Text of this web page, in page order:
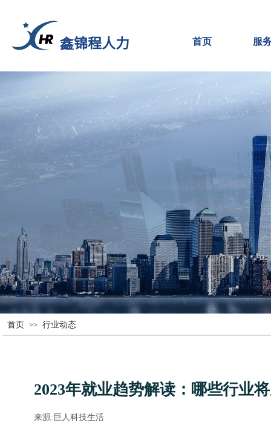
首页 服
鑫锦程人力
首页 >> 行业动态
2023年就业趋势解读：哪些行业
来源: 巨人科技生活